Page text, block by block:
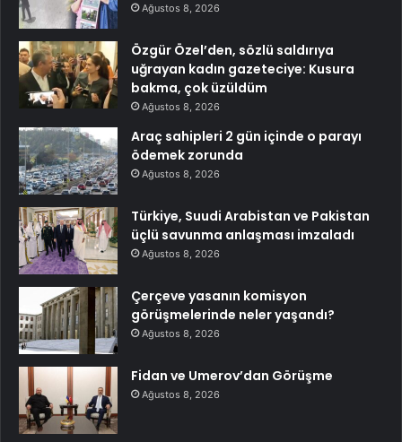
Ağustos 8, 2026
Özgür Özel’den, sözlü saldırıya
uğrayan kadın gazeteciye: Kusura
bakma, çok üzüldüm
Ağustos 8, 2026
Araç sahipleri 2 gün içinde o parayı
ödemek zorunda
Ağustos 8, 2026
Türkiye, Suudi Arabistan ve Pakistan
üçlü savunma anlaşması imzaladı
Ağustos 8, 2026
Çerçeve yasanın komisyon
görüşmelerinde neler yaşandı?
Ağustos 8, 2026
Fidan ve Umerov’dan Görüşme
Ağustos 8, 2026